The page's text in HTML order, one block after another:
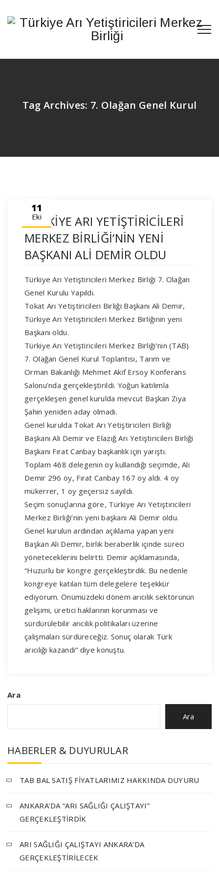
Tag Archives: 7. Olağan Genel Kurul
11
Eki
TÜRKİYE ARI YETİŞTİRİCİLERİ
MERKEZ BİRLİĞİ’NİN YENİ
BAŞKANI ALİ DEMİR OLDU
Türkiye Arı Yetiştiricileri Merkez Birliği 7. Olağan
Genel Kurulu Yapıldı.
Tokat Arı Yetiştiricileri Birliği Başkanı Ali Demir,
Türkiye Arı Yetiştiricileri Merkez Birliğinin yeni
Başkanı oldu.
Türkiye Arı Yetiştiricileri Merkez Birliği’nin (TAB)
7. Olağan Genel Kurul Toplantısı, Tarım ve
Orman Bakanlığı Mehmet Akif Ersoy Konferans
Salonu’nda gerçekleştirildi. Yoğun katılımla
gerçekleşen genel kurulda mevcut Başkan Ziya
Şahin yeniden aday olmadı.
Genel kurulda Tokat Arı Yetiştiricileri Birliği
Başkanı Ali Demir ve Elazığ Arı Yetiştiricileri Birliği
Başkanı Fırat Canbay başkanlık için yarıştı.
Toplam 468 delegenin oy kullandığı seçimde, Ali
Demir 296 oy, Fırat Canbay 167 oy aldı. 4 oy
mükerrer, 1 oy geçersiz sayıldı.
Seçim sonuçlarına göre, Türkiye Arı Yetiştiricileri
Merkez Birliği’nin yeni başkanı Ali Demir oldu.
Genel kurulun ardından açıklama yapan yeni
Başkan Ali Demir, birlik beraberlik içinde süreci
yöneteceklerini belirtti. Demir açıklamasında,
“Huzurlu bir kongre gerçekleştirdik. Bu nedenle
kongreye katılan tüm delegelere teşekkür
ediyorum. Önümüzdeki dönem arıcılık sektörünün
gelişimi, üretici haklarının korunması ve
sürdürülebilir arıcılık politikaları üzerine
çalışmaları sürdüreceğiz. Sonuç olarak Türk
arıcılığı kazandı” diye konuştu.
Ara
Ara
HABERLER & DUYURULAR
TAB BAL SATIŞ FİYATLARIMIZ HAKKINDA DUYURU
ANKARA’DA “ARI SAĞLIĞI ÇALIŞTAYI”
GERÇEKLEŞTİRDİK
ARI SAĞLIĞI ÇALIŞTAYI ANKARA’DA
GERÇEKLEŞTİRİLECEK